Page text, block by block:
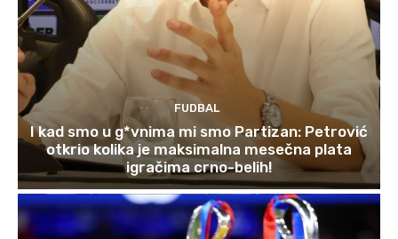
FUDBAL
I kad smo u g*vnima mi smo Partizan: Petrović
otkrio kolika je maksimalna mesečna plata
igračima crno-belih!